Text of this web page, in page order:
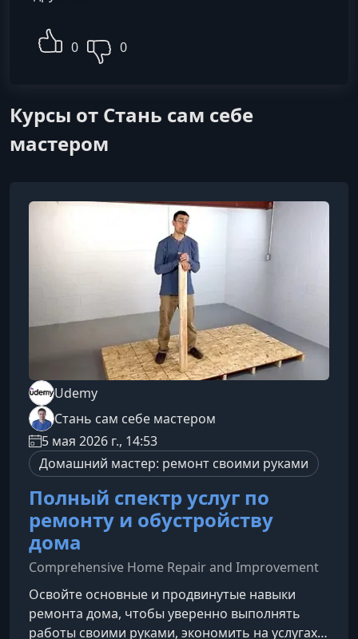
0 0
Курсы от Стань сам себе
мастером
Udemy
Стань сам себе мастером
5 мая 2026 г., 14:53
Домашний мастер: ремонт своими руками
Полный спектр услуг по
ремонту и обустройству
дома
Comprehensive Home Repair and Improvement
Освойте основные и продвинутые навыки
ремонта дома, чтобы уверенно выполнять
работы своими руками, экономить на услугах